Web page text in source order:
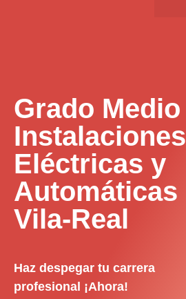
Grado Medio
Instalaciones
Eléctricas y
Automáticas
Vila-Real
Haz despegar tu carrera
profesional ¡Ahora!